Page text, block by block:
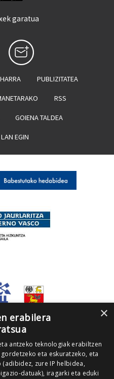
garatua
PUBLIZITATEA
RSS
GOIENA TALDEA
EGIN
×
erabilera
antzeko teknologiak erabiltzen
eta eskuratzeko, eta
zure IP helbidea,
datuak), iragarki eta eduki